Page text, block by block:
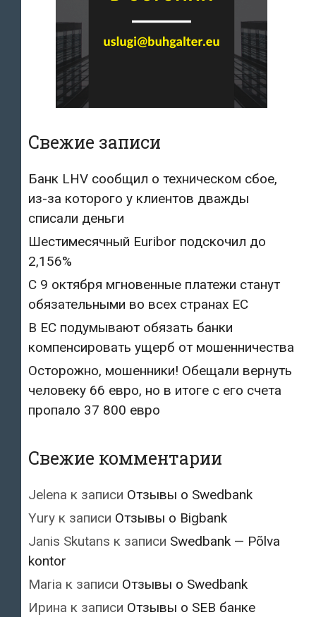
Свежие записи
Банк LHV сообщил о техническом сбое,
из-за которого у клиентов дважды
списали деньги
Шестимесячный Euribor подскочил до
2,156%
С 9 октября мгновенные платежи станут
обязательными во всех странах ЕС
В ЕС подумывают обязать банки
компенсировать ущерб от мошенничества
Осторожно, мошенники! Обещали вернуть
человеку 66 евро, но в итоге с его счета
пропало 37 800 евро
Свежие комментарии
Jelena к записи Отзывы о Swedbank
Yury к записи Отзывы о Bigbank
Janis Skutans к записи Swedbank — Põlva
kontor
Maria к записи Отзывы о Swedbank
Ирина к записи Отзывы о SEB банке